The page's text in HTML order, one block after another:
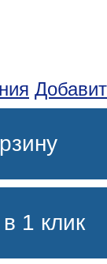
1 клик